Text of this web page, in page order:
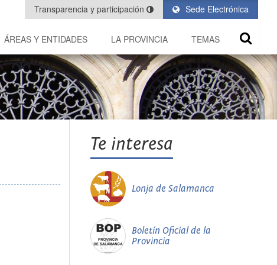
Sede Electrónica
Transparencia y participación
ÁREAS Y ENTIDADES LA PROVINCIA TEMAS
Te interesa
Lonja de Salamanca
Boletín Oficial de la
Provincia